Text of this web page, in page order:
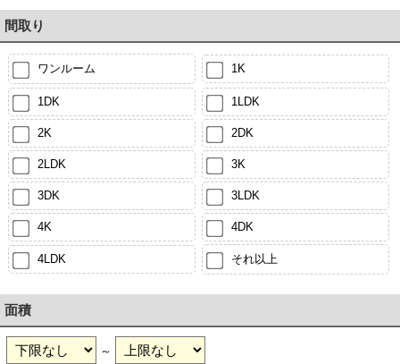
間取り
ワンルーム 1K
1DK 1LDK
2K 2DK
2LDK 3K
3DK 3LDK
4K 4DK
4LDK それ以上
面積
～